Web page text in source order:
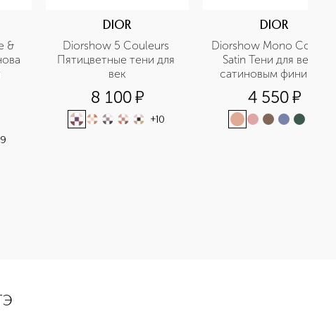
&
9
DIOR
Diorshow 5 Couleurs
Пятицветные тени для
век
8 100¤
+10
DIOR
Diorshow Mono Couleur
Satin Тени для век с
сатиновым финишем
4 550¤